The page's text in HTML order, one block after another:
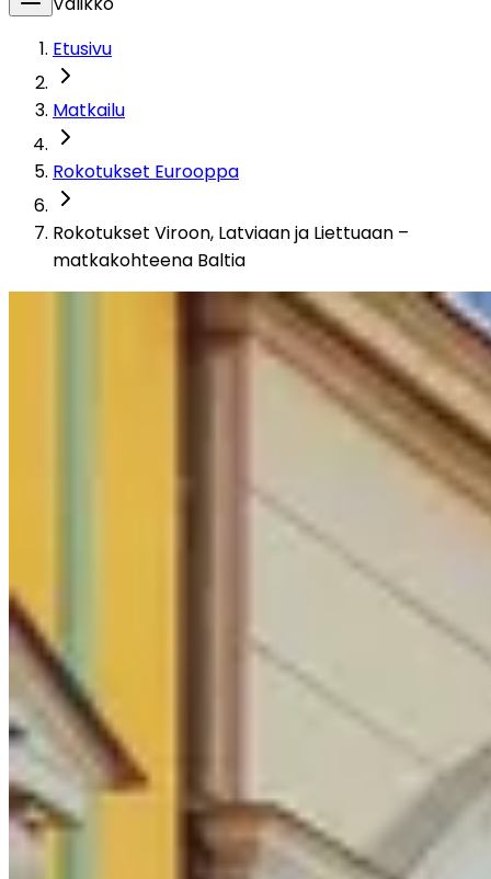
Etusivu
Matkailu
Rokotukset Eurooppa
Rokotukset Viroon, Latviaan ja Liettuaan –
matkakohteena Baltia